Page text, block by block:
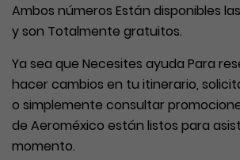
Ambos números Están disponibles
y son Totalmente gratuitos.
Ya sea que Necesites ayuda Para
hacer cambios en tu itinerario,
o simplemente consultar
de Aeroméxico están listos para
momento.